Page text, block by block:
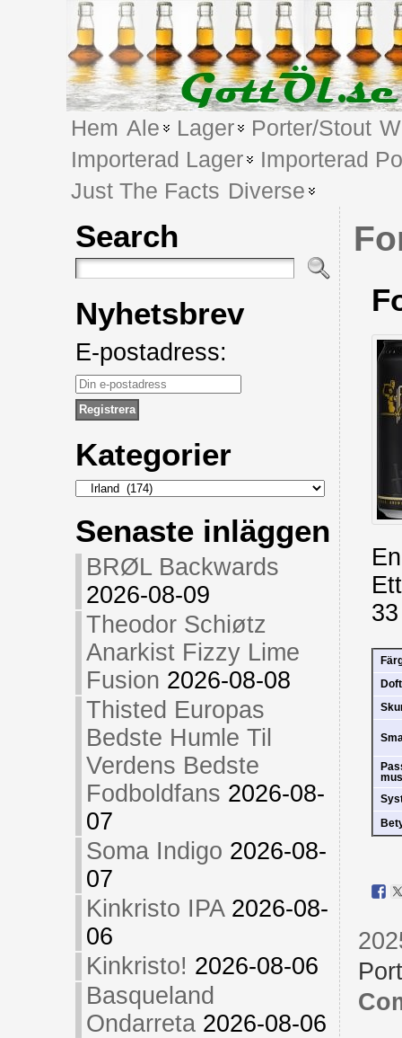
Hem Ale Lager Porter/Stout
Importerad Lager
Importerad
Just The Facts Diverse
Search
Nyhetsbrev
E-postadress:
Kategorier
Kategorier
Senaste inläggen
BRØL Backwards
2026-08-09
Theodor Schiøtz
Anarkist Fizzy Lime
Fusion 2026-08-08
Thisted Europas
Bedste Humle Til
Verdens Bedste
Fodboldfans 2026-08-
07
Soma Indigo 2026-08-
07
Kinkristo IPA 2026-08-
06
Kinkristo! 2026-08-06
Basqueland
Ondarreta 2026-08-06
Doft